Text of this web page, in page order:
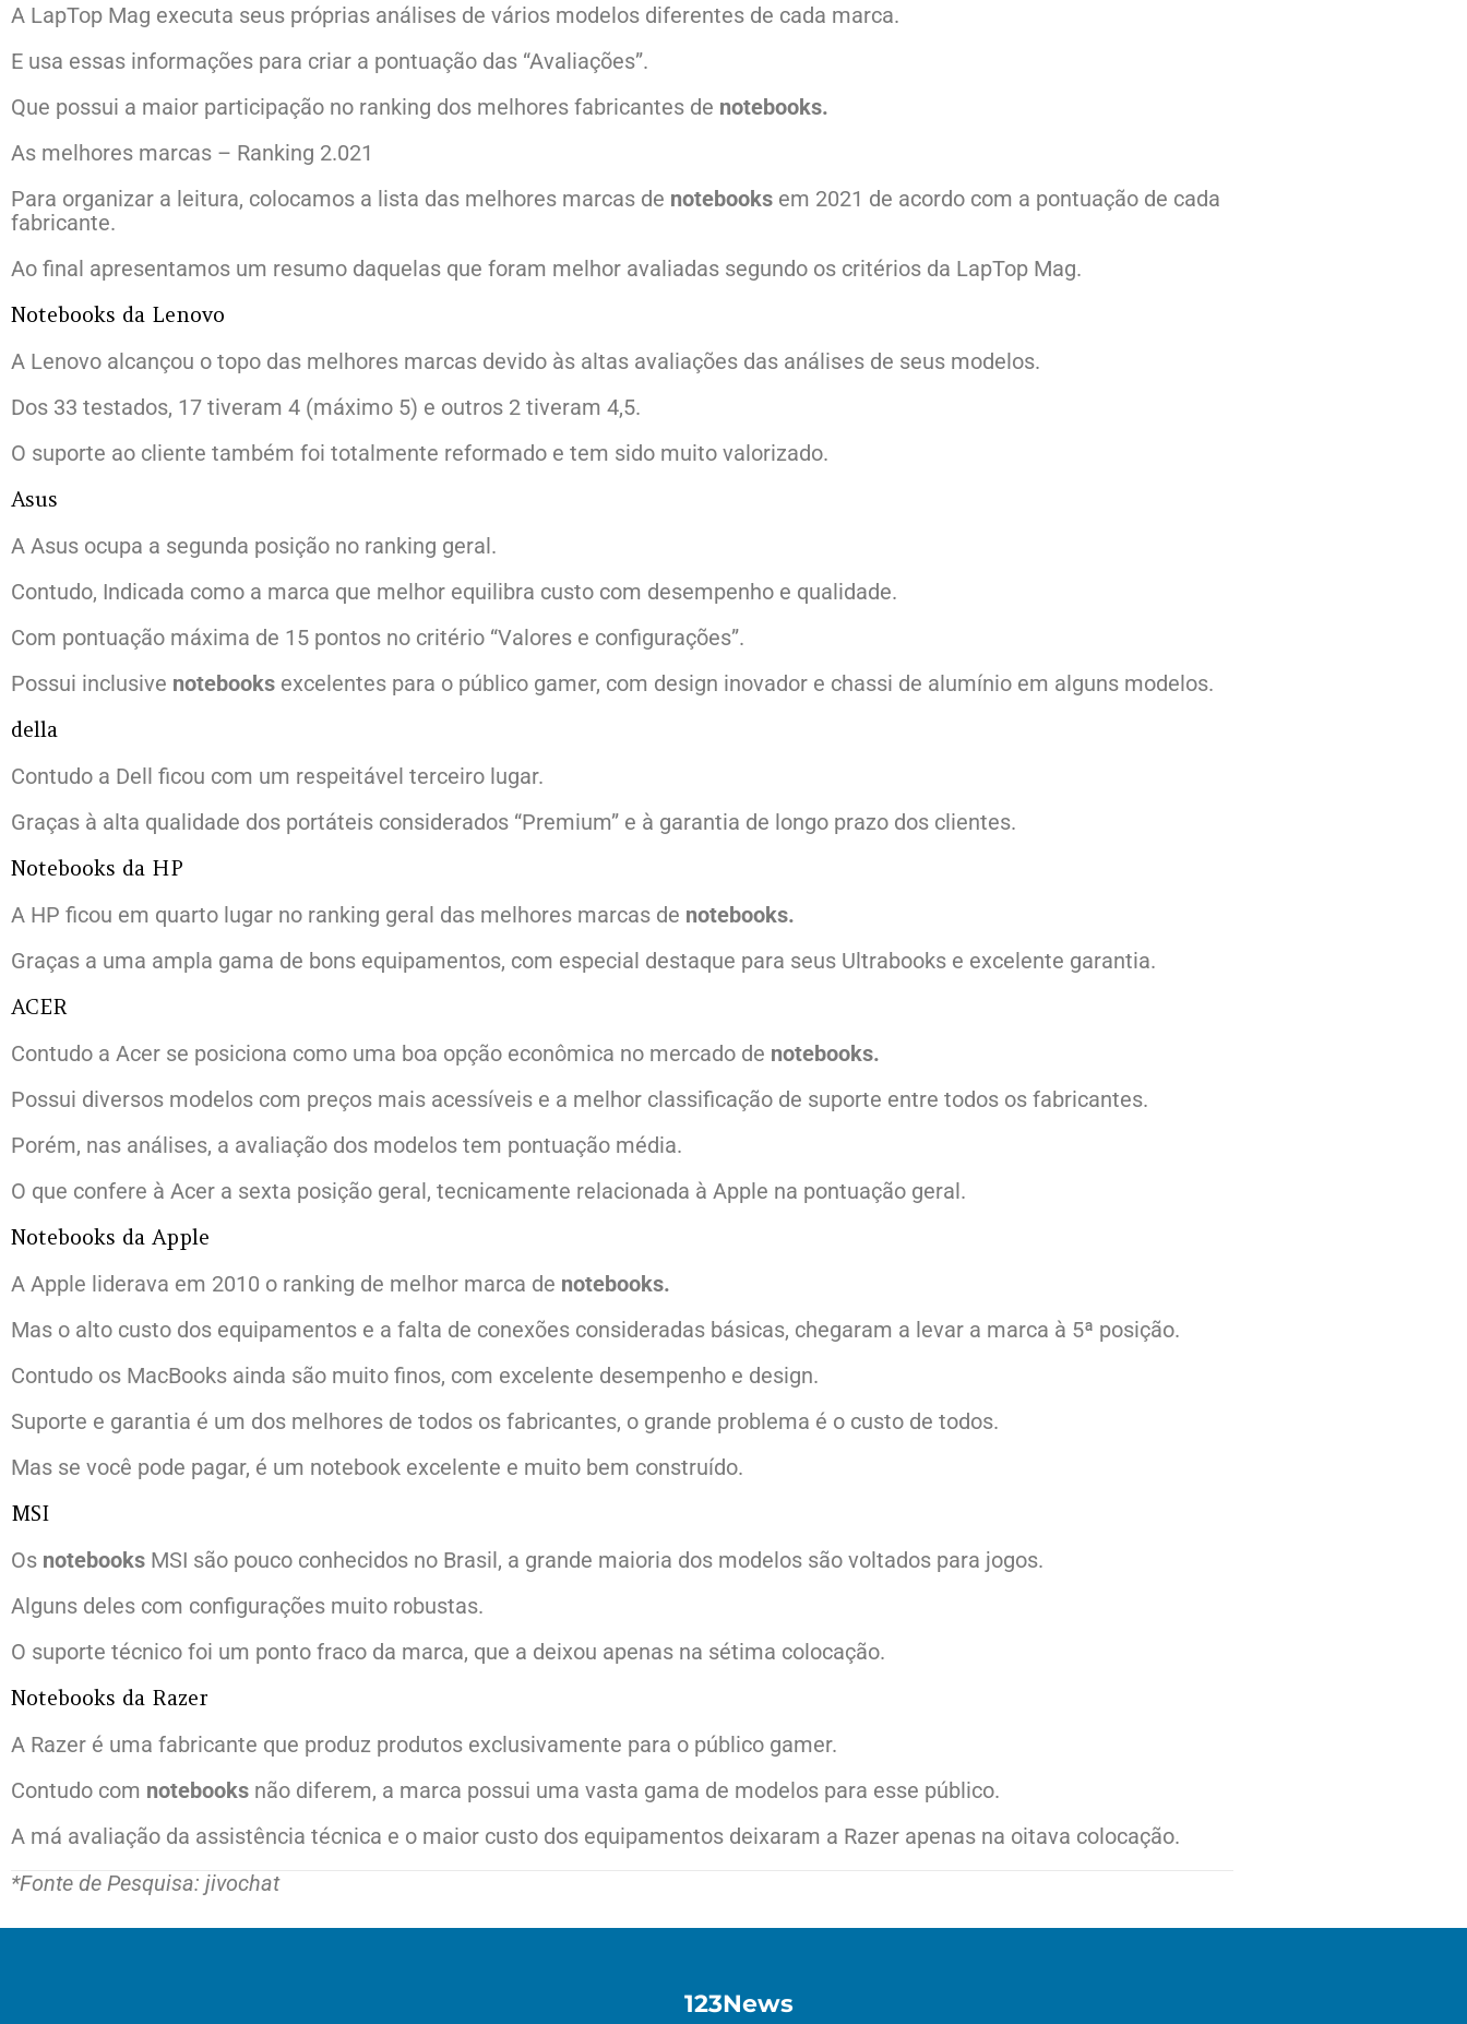
A LapTop Mag executa seus próprias análises de vários modelos diferentes de cada marca.
E usa essas informações para criar a pontuação das “Avaliações”.
Que possui a maior participação no ranking dos melhores fabricantes de notebooks.
As melhores marcas – Ranking 2.021
Para organizar a leitura, colocamos a lista das melhores marcas de notebooks em 2021 de acordo com a pontuação de cada
fabricante.
Ao final apresentamos um resumo daquelas que foram melhor avaliadas segundo os critérios da LapTop Mag.
Notebooks da Lenovo
A Lenovo alcançou o topo das melhores marcas devido às altas avaliações das análises de seus modelos.
Dos 33 testados, 17 tiveram 4 (máximo 5) e outros 2 tiveram 4,5.
O suporte ao cliente também foi totalmente reformado e tem sido muito valorizado.
Asus
A Asus ocupa a segunda posição no ranking geral.
Contudo, Indicada como a marca que melhor equilibra custo com desempenho e qualidade.
Com pontuação máxima de 15 pontos no critério “Valores e configurações”.
Possui inclusive notebooks excelentes para o público gamer, com design inovador e chassi de alumínio em alguns modelos.
della
Contudo a Dell ficou com um respeitável terceiro lugar.
Graças à alta qualidade dos portáteis considerados “Premium” e à garantia de longo prazo dos clientes.
Notebooks da HP
A HP ficou em quarto lugar no ranking geral das melhores marcas de notebooks.
Graças a uma ampla gama de bons equipamentos, com especial destaque para seus Ultrabooks e excelente garantia.
ACER
Contudo a Acer se posiciona como uma boa opção econômica no mercado de notebooks.
Possui diversos modelos com preços mais acessíveis e a melhor classificação de suporte entre todos os fabricantes.
Porém, nas análises, a avaliação dos modelos tem pontuação média.
O que confere à Acer a sexta posição geral, tecnicamente relacionada à Apple na pontuação geral.
Notebooks da Apple
A Apple liderava em 2010 o ranking de melhor marca de notebooks.
Mas o alto custo dos equipamentos e a falta de conexões consideradas básicas, chegaram a levar a marca à 5ª posição.
Contudo os MacBooks ainda são muito finos, com excelente desempenho e design.
Suporte e garantia é um dos melhores de todos os fabricantes, o grande problema é o custo de todos.
Mas se você pode pagar, é um notebook excelente e muito bem construído.
MSI
Os notebooks MSI são pouco conhecidos no Brasil, a grande maioria dos modelos são voltados para jogos.
Alguns deles com configurações muito robustas.
O suporte técnico foi um ponto fraco da marca, que a deixou apenas na sétima colocação.
Notebooks da Razer
A Razer é uma fabricante que produz produtos exclusivamente para o público gamer.
Contudo com notebooks não diferem, a marca possui uma vasta gama de modelos para esse público.
A má avaliação da assistência técnica e o maior custo dos equipamentos deixaram a Razer apenas na oitava colocação.
*Fonte de Pesquisa: jivochat
123News